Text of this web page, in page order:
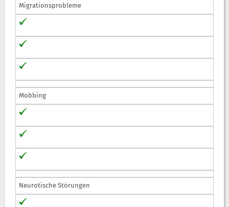
Migrationsprobleme
Mobbing
Neurotische Störungen